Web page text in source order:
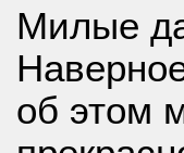
Милые
об этом